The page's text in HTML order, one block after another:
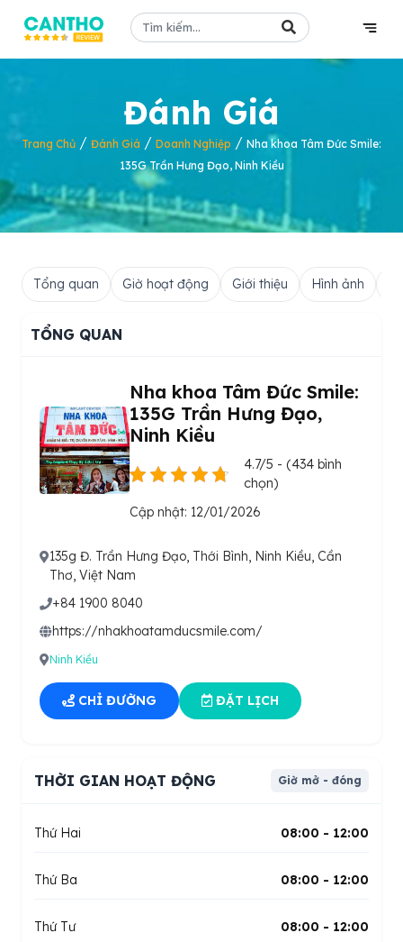
Đánh Giá
Trang Chủ / Đánh Giá / Doanh Nghiệp / Nha khoa Tâm Đức Smile:
135G Trần Hưng Đạo, Ninh Kiều
Tổng quan Giờ hoạt động Giới thiệu Hình ảnh
TỔNG QUAN
Nha khoa Tâm Đức Smile:
135G Trần Hưng Đạo,
Ninh Kiều
4.7/5 - (434 bình
chọn)
Cập nhật: 12/01/2026
135g Đ. Trần Hưng Đạo, Thới Bình, Ninh Kiều, Cần
Thơ, Việt Nam
+84 1900 8040
https://nhakhoatamducsmile.com/
Ninh Kiều
CHỈ ĐƯỜNG ĐẶT LỊCH
THỜI GIAN HOẠT ĐỘNG Giờ mở - đóng
Thứ Hai 08:00 - 12:00
Thứ Ba 08:00 - 12:00
Thứ Tư 08:00 - 12:00